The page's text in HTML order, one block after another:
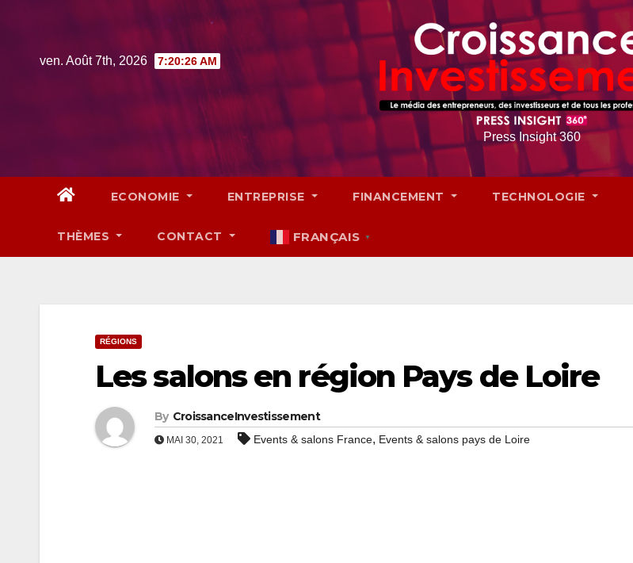
contentven. Août 7th, 2026 7:20:27 AM
Press Insight 360
ECONOMIE ENTREPRISE FINANCEMENT TECHNOLOGIE
THÈMES CONTACT FRANÇAIS ▼
RÉGIONS
Les salons en région Pays de Loire
By CroissanceInvestissement
MAI 30, 2021 Events & salons France, Events & salons pays de Loire